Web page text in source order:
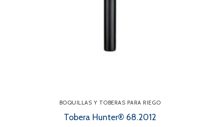
BOQUILLAS Y TOBERAS PARA RIEGO
Tobera Hunter® 68.2012